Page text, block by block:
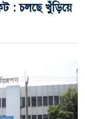
: চলছে খুঁড়িয়ে